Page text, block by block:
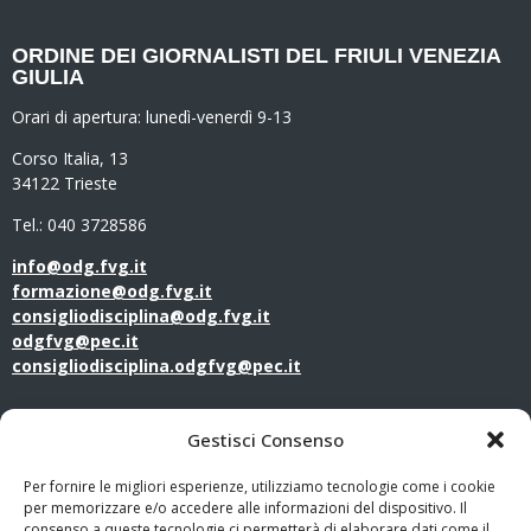
Gestisci Consenso
Per fornire le migliori esperienze, utilizziamo tecnologie come i cookie
per memorizzare e/o accedere alle informazioni del dispositivo. Il
ORDINE DEI GIORNALISTI DEL FRIULI VENEZIA
GIULIA
Orari di apertura: lunedì-venerdì 9-13
Corso Italia, 13
34122 Trieste
Tel.: 040 3728586
info@odg.fvg.it
formazione@odg.fvg.it
consigliodisciplina@odg.fvg.it
odgfvg@pec.it
consigliodisciplina.odgfvg@pec.it